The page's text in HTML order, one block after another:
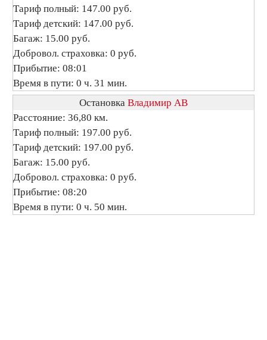
Тариф полный: 147.00 руб.
Тариф детский: 147.00 руб.
Багаж: 15.00 руб.
Добровол. страховка: 0 руб.
Прибытие: 08:01
Время в пути: 0 ч. 31 мин.
Остановка Владимир АВ
Расстояние: 36,80 км.
Тариф полный: 197.00 руб.
Тариф детский: 197.00 руб.
Багаж: 15.00 руб.
Добровол. страховка: 0 руб.
Прибытие: 08:20
Время в пути: 0 ч. 50 мин.